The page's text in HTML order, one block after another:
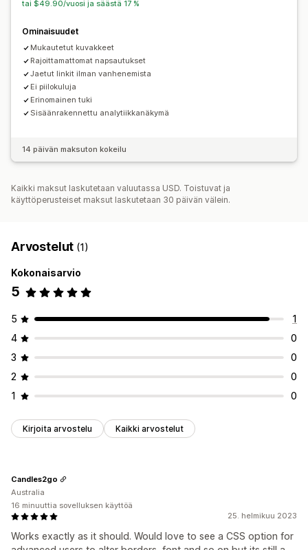
tai $49.90/vuosi ja säästä 17 %
Ominaisuudet
Mukautetut kuvakkeet
Rajoittamattomat napsautukset
Jaetut linkit ilman vanhenemista
Ei piilokuluja
Erinomainen tuki
Sisäänrakennettu analytiikkanäkymä
14 päivän maksuton kokeilu
Kaikki maksut laskutetaan valuutassa USD. Toistuvat ja
käyttöperusteiset maksut laskutetaan 30 päivän välein.
Arvostelut (1)
Kokonaisarvio
5
5
1
4
0
3
0
2
0
1
0
Kirjoita arvostelu Kaikki arvostelut
25. helmikuu 2023
Works exactly as it should. Would love to see a CSS option for
Candles2go
Australia
16 minuuttia sovelluksen käyttöä